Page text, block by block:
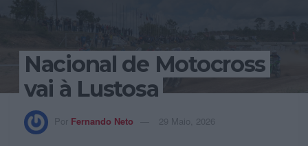
Nacional de Motocross
vai à Lustosa
Por Fernando Neto 29 Maio, 2026